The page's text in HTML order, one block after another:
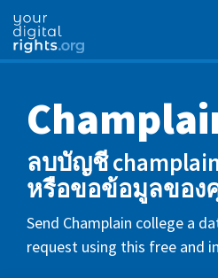
ลบบัญชี
หรือขอข้อมูลของ
Send Champlain college a
request using this free and